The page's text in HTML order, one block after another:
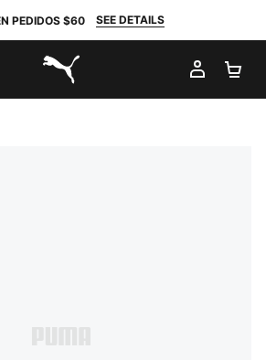
PEDIDOS $60 SEE DETAILS
PUMA.com
MI